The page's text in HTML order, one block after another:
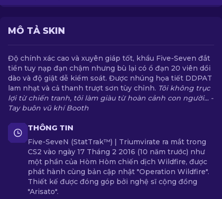
MÔ TẢ SKIN
Độ chính xác cao và xuyên giáp tốt, khẩu Five-Seven đắt
tiền tuy nạp đạn chậm nhưng bù lại có ổ đạn 20 viên dồi
dào và độ giật dễ kiểm soát. Được nhúng họa tiết DDPAT
lam nhạt và cả thanh trượt sơn tùy chỉnh. Tôi không trục
lợi từ chiến tranh, tôi làm giàu từ hoàn cảnh con người... -
Tay buôn vũ khí Booth
THÔNG TIN
Five-SeveN (StatTrak™) | Triumvirate ra mắt trong
CS2 vào ngày 17 Tháng 2 2016 (10 năm trước) như
một phần của Hòm Hòm chiến dịch Wildfire, được
phát hành cùng bản cập nhật "Operation Wildfire".
Thiết kế được đóng góp bởi nghệ sĩ cộng đồng
"Arisato".